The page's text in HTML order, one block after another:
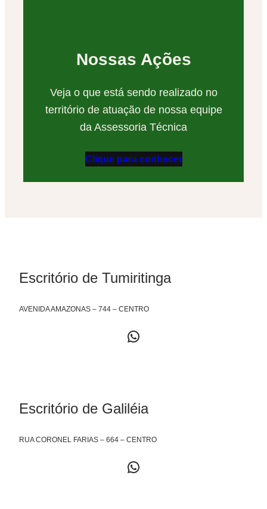
Nossas Ações
Veja o que está sendo realizado no
território de atuação de nossa equipe
da Assessoria Técnica
Clique para conhecer
Escritório de Tumiritinga
AVENIDA AMAZONAS – 744 – CENTRO
Escritório de Galiléia
RUA CORONEL FARIAS – 664 – CENTRO